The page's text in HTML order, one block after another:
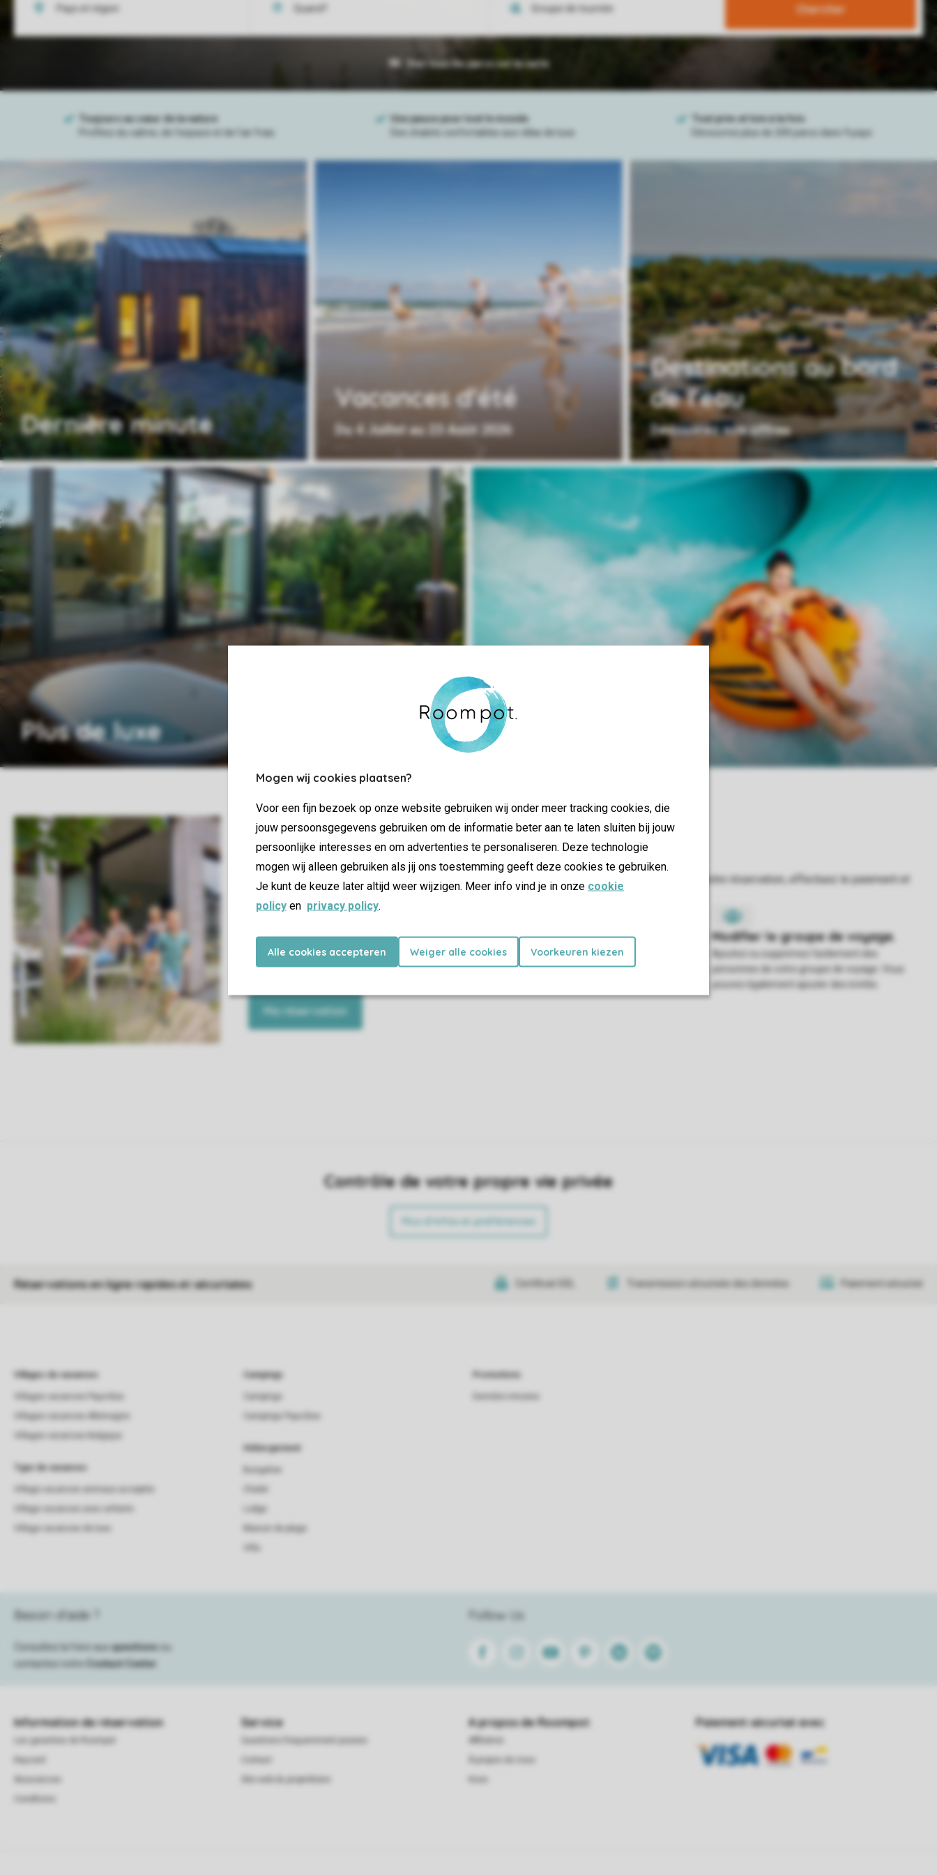
Mogen wij cookies plaatsen?
Voor een fijn bezoek op onze website gebruiken wij onder meer tracking cookies, die
jouw persoonsgegevens gebruiken om de informatie beter aan te laten sluiten bij jouw
persoonlijke interesses en om advertenties te personaliseren. Deze technologie
mogen wij alleen gebruiken als jij ons toestemming geeft deze cookies te gebruiken.
Je kunt de keuze later altijd weer wijzigen. Meer info vind je in onze cookie
policy en privacy policy.
Alle cookies accepteren Weiger alle cookies Voorkeuren kiezen
Chercher
Voir tous les parcs sur la carte
Dernière minute
Vacances d'été
Du 4 Juillet au 23 Août 2026
Destinations au bord
de l'eau
Découvrez nos offres
Plus de luxe
Plaisir aquatique
Découvrez nos offres
Ainsi, vous serez entièrement équipé et vous
n'aurez plus qu'à profiter de vos vacances.
Découvrez ce que vous attend dans votre
hébergement et où vous pouvez le trouver sur
Ajoutez ou supprimez facilement des
personnes de votre groupe de voyage. Vous
pouvez également ajouter des invités.
Ma réservation
Contrôle de votre propre vie privée
Plus d’infos et préférences
Réservations en ligne rapides et sécurisées Certificat SSL Transmission sécurisée des données Paiement sécurisé
Villages de vacances
Type de vacances
Campings
Hébergement
Besoin d’aide ?
Consultez la foire aux questions
contactez notre
Contact Center
Follow Us
FacebookInstagramYoutube PinterestLinkedinSpotify
Information de réservation Service A propos de Roompot Paiement sécurisé avec